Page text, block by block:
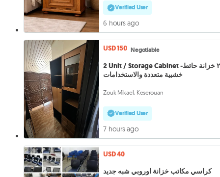
Verified User
6 hours ago
USD 150 Negotiable
2 Unit / Storage Cabinet -٢ خزانة حائط
خشبية متعددة والاستخدامات
Zouk Mikael, Keserouan
Verified User
7 hours ago
USD 40
كراسي مكاتب خزانة اوروبي شبه جديد